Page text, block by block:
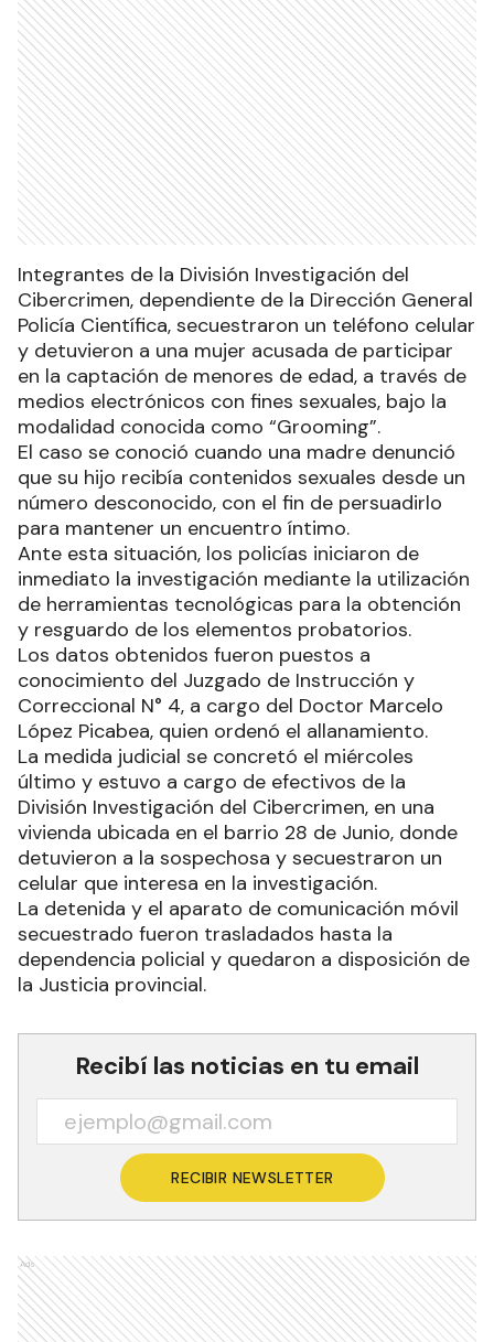
Integrantes de la División Investigación del
Cibercrimen, dependiente de la Dirección General
Policía Científica, secuestraron un teléfono celular
y detuvieron a una mujer acusada de participar
en la captación de menores de edad, a través de
medios electrónicos con fines sexuales, bajo la
modalidad conocida como “Grooming”.
El caso se conoció cuando una madre denunció
que su hijo recibía contenidos sexuales desde un
número desconocido, con el fin de persuadirlo
para mantener un encuentro íntimo.
Ante esta situación, los policías iniciaron de
inmediato la investigación mediante la utilización
de herramientas tecnológicas para la obtención
y resguardo de los elementos probatorios.
Los datos obtenidos fueron puestos a
conocimiento del Juzgado de Instrucción y
Correccional N° 4, a cargo del Doctor Marcelo
López Picabea, quien ordenó el allanamiento.
La medida judicial se concretó el miércoles
último y estuvo a cargo de efectivos de la
División Investigación del Cibercrimen, en una
vivienda ubicada en el barrio 28 de Junio, donde
detuvieron a la sospechosa y secuestraron un
celular que interesa en la investigación.
La detenida y el aparato de comunicación móvil
secuestrado fueron trasladados hasta la
dependencia policial y quedaron a disposición de
la Justicia provincial.
Recibí las noticias en tu email
RECIBIR NEWSLETTER
Ads